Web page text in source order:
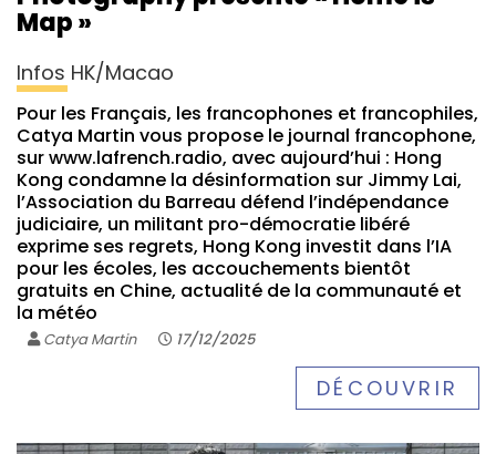
Map »
Infos HK/Macao
Pour les Français, les francophones et francophiles,
Catya Martin vous propose le journal francophone,
sur www.lafrench.radio, avec aujourd’hui : Hong
Kong condamne la désinformation sur Jimmy Lai,
l’Association du Barreau défend l’indépendance
judiciaire, un militant pro-démocratie libéré
exprime ses regrets, Hong Kong investit dans l’IA
pour les écoles, les accouchements bientôt
gratuits en Chine, actualité de la communauté et
la météo
Catya Martin 17/12/2025
DÉCOUVRIR